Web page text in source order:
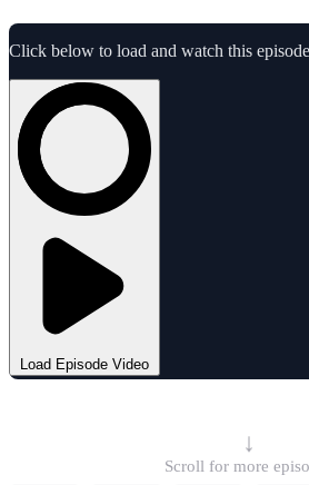
Click below to load and watch this episode
Load Episode Video
↓
Scroll for more